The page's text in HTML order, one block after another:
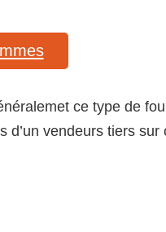
ce type de
vendeurs tiers